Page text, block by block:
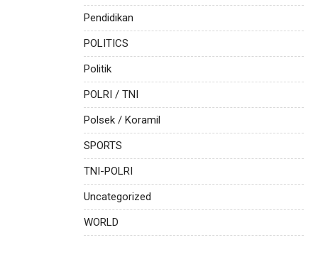
Pendidikan
POLITICS
Politik
POLRI / TNI
Polsek / Koramil
SPORTS
TNI-POLRI
Uncategorized
WORLD